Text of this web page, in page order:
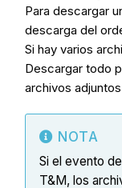
Para descargar
descarga del
Si hay varios
Descargar todo
archivos
NOTA
Si el evento
T&M, los